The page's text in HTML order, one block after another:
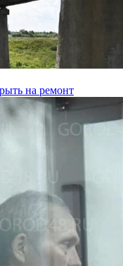
на ремонт